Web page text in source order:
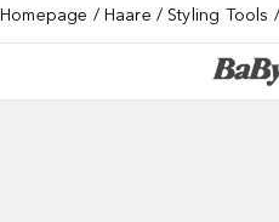
Homepage Haare Styling Tools